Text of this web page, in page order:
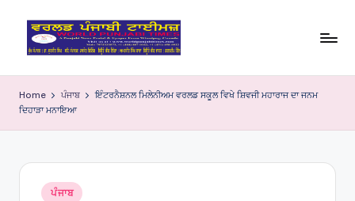
o
rl
Home ਪੰਜਾਬ
ਇੰਟਰਨੈਸ਼ਨਲ ਮਿਲੇਨੀਅਮ ਵਰਲਡ ਸਕੂਲ ਵਿਖੇ ਸ਼ਿਵਜੀ ਮਹਾਰਾਜ ਦਾ ਜਨਮ
ਦਿਹਾੜਾ ਮਨਾਇਆ
Posted
ਪੰਜਾਬ